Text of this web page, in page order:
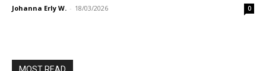
Johanna Erly W. - 18/03/2026 0